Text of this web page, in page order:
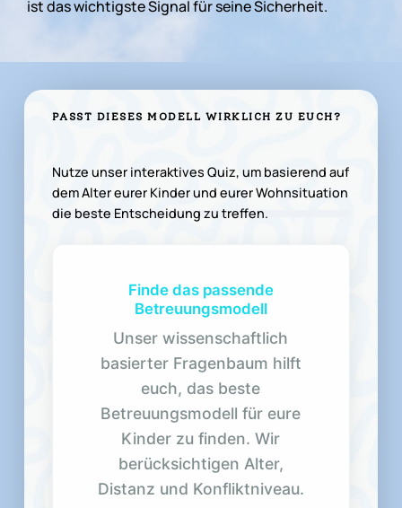
istdaswichtigsteSignalfürseineSicherheit.
PASST DIESES MODELL WIRKLICH ZU EUCH?
Nutze unser interaktives Quiz, um basierend auf
dem Alter eurer Kinder und eurer Wohnsituation
die beste Entscheidung zu treffen.
Finde das passende
Betreuungsmodell
Unser wissenschaftlich
basierter Fragenbaum hilft
euch, das beste
Betreuungsmodell für eure
Kinder zu finden. Wir
berücksichtigen Alter,
Distanz und Konfliktniveau.